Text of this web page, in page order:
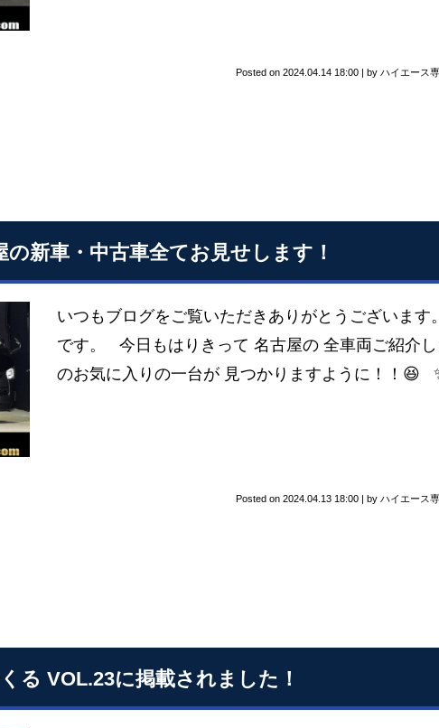
Posted on 2024.04.14 18:00 by ハイエース
新車・中古車全てお見せします！
いつもブログをご覧いただきありがとうございます
です。 今日もはりきって 名古屋の 全車両ご紹介し
のお気に入りの一台が 見つかりますように！！😆
Posted on 2024.04.13 18:00 | by ハイエース
る VOL.23に掲載されました！